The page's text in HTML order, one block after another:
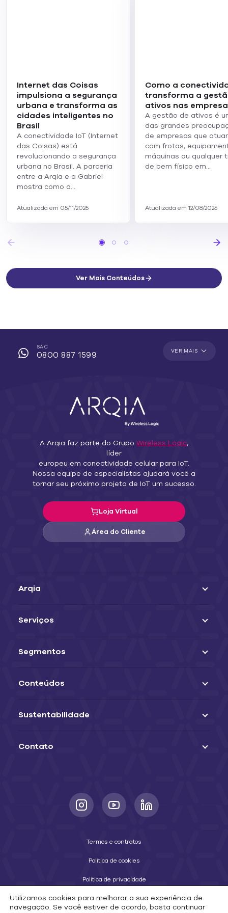
internacionalmente em todo o mundo. Usar um SIM móvel
com o mesmo APN privado significa que os dispositivos
podem acessar as redes corporativas ou a infraestrutura
de nuvem de forma confiável e segura,
independentemente do país ou dos dispositivos de rede
MNO a que estão conectados.
Para obter mais explicações sobre IoT, acesse nosso
glossário.
Internet das Coisas
impulsiona a segurança
urbana e transforma as
cidades inteligentes no
Brasil
A conectividade IoT (Internet
das Coisas) está
revolucionando a segurança
urbana no Brasil. A parceria
entre a Arqia e a Gabriel
mostra como a…
Atualizada em 05/11/2025
Como a
transforma a
ativos nas
A gestão de ativos é
das grandes
de empresas que
com frotas,
máquinas ou qualquer
de bem físico em…
Atualizada em 12/08/2025
Ver Mais Conteúdos
SAC
0800 887 1599 VER MAIS
A Arqia faz parte do Grupo Wireless Logic,
líder
europeu em conectividade celular para IoT.
Nossa equipe de especialistas ajudará você a
tornar seu próximo projeto de IoT um sucesso.
Loja Virtual
Área do Cliente
Arqia
Serviços
Segmentos
Conteúdos
Sustentabilidade
Contato
Termos e contratos
Política de cookies
Política de privacidade
Seja um parceiro
Utilizamos cookies para melhorar a sua experiência de
navegação. Se você estiver de acordo, basta continuar